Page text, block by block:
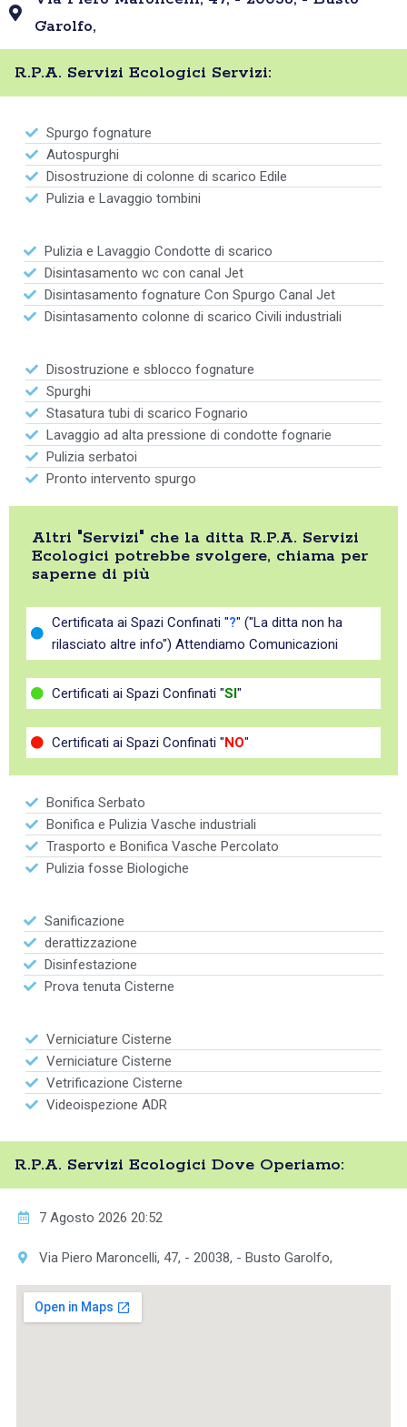
Garolfo,
R.P.A. Servizi Ecologici Servizi:
Spurgo fognature
Autospurghi
Disostruzione di colonne di scarico Edile
Pulizia e Lavaggio tombini
Pulizia e Lavaggio Condotte di scarico
Disintasamento wc con canal Jet
Disintasamento fognature Con Spurgo Canal Jet
Disintasamento colonne di scarico Civili industriali
Disostruzione e sblocco fognature
Spurghi
Stasatura tubi di scarico Fognario
Lavaggio ad alta pressione di condotte fognarie
Pulizia serbatoi
Pronto intervento spurgo
Altri "Servizi" che la ditta R.P.A. Servizi
Ecologici potrebbe svolgere, chiama per
saperne di più
Certificata ai Spazi Confinati "?" ("La ditta non ha
rilasciato altre info") Attendiamo Comunicazioni
Certificati ai Spazi Confinati "SI "
Certificati ai Spazi Confinati " NO"
Bonifica Serbato
Bonifica e Pulizia Vasche industriali
Trasporto e Bonifica Vasche Percolato
Pulizia fosse Biologiche
Sanificazione
derattizzazione
Disinfestazione
Prova tenuta Cisterne
Verniciature Cisterne
Verniciature Cisterne
Vetrificazione Cisterne
Videoispezione ADR
R.P.A. Servizi Ecologici Dove Operiamo:
7 Agosto 2026 20:52
Via Piero Maroncelli, 47, - 20038, - Busto Garolfo,